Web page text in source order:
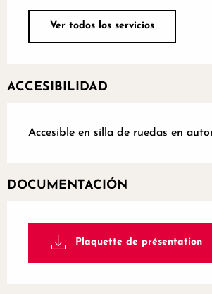
Ver todos los servicios
ACCESIBILIDAD
Accesible en silla de ruedas en
DOCUMENTACIÓN
Plaquette de présentation